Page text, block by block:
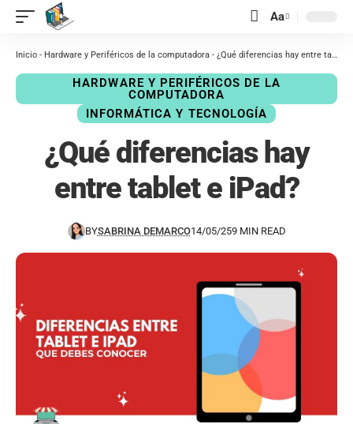
contenido Aa
Inicio - Hardware y Periféricos de la computadora - ¿Qué diferencias hay entre tablet e iPad?
HARDWARE Y PERIFÉRICOS DE LA
COMPUTADORA
INFORMÁTICA Y TECNOLOGÍA
¿Qué diferencias hay
entre tablet e iPad?
BYSABRINA DEMARCO14/05/259 MIN READ